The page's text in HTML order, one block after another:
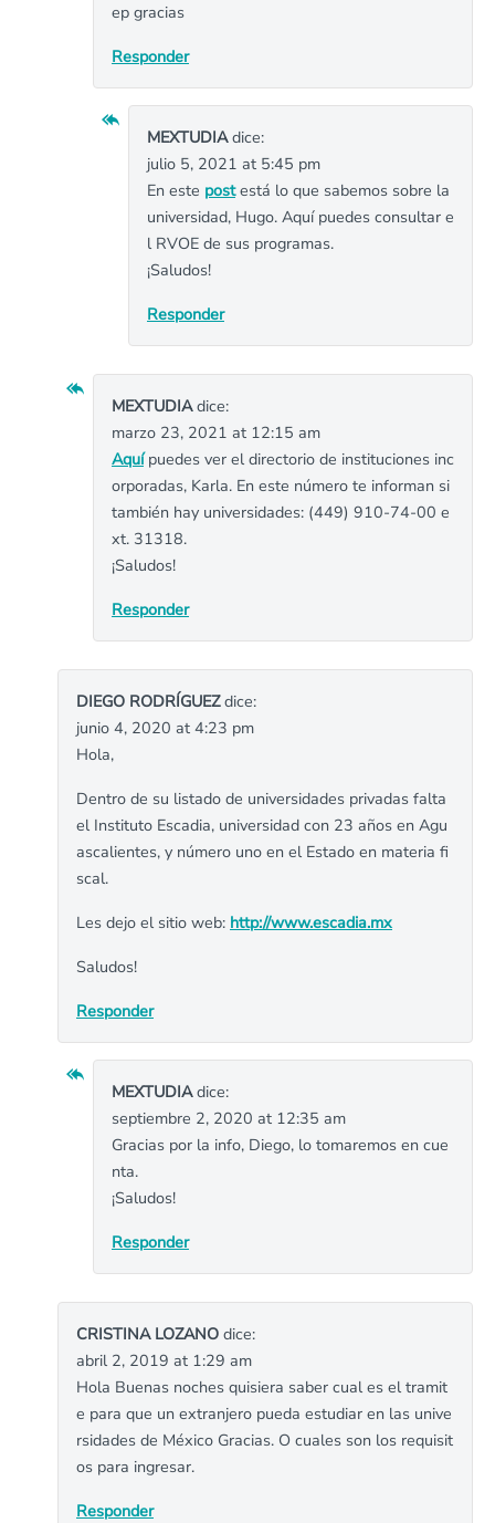
ep gracias
Responder
MEXTUDIAdice:
julio 5, 2021 at 5:45 pm
En este postestá lo que sabemos sobre la
universidad, Hugo. Aquí puedes consultar e
l RVOE de sus programas.
¡Saludos!
Responder
MEXTUDIAdice:
marzo 23, 2021 at 12:15 am
Aquípuedes ver el directorio de instituciones inc
orporadas, Karla. En este número te informan si
también hay universidades: (449) 910-74-00 e
xt. 31318.
¡Saludos!
Responder
DIEGO RODRÍGUEZdice:
junio 4, 2020 at 4:23 pm
Hola,
Dentro de su listado de universidades privadas falta
el Instituto Escadia, universidad con 23 años en Agu
ascalientes, y número uno en el Estado en materia fi
scal.
Les dejo el sitio web: http://www.escadia.mx
Saludos!
Responder
MEXTUDIAdice:
septiembre 2, 2020 at 12:35 am
Gracias por la info, Diego, lo tomaremos en cue
nta.
¡Saludos!
Responder
CRISTINA LOZANO dice:
abril 2, 2019 at 1:29 am
Hola Buenas noches quisiera saber cual es el tramit
e para que un extranjero pueda estudiar en las unive
rsidades de México Gracias. O cuales son los requisit
os para ingresar.
Responder